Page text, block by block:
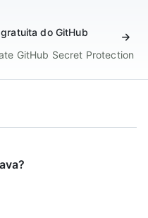
do GitHub
GitHub Secret Protection